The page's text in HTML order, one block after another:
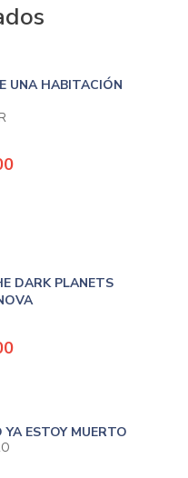
UNA HABITACIÓN
DARK PLANETS
YA ESTOY MUERTO